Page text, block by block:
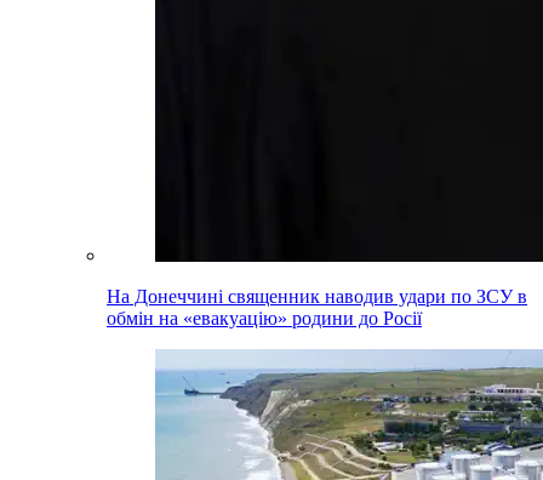
На Донеччині священник наводив удари по ЗСУ в
обмін на «евакуацію» родини до Росії